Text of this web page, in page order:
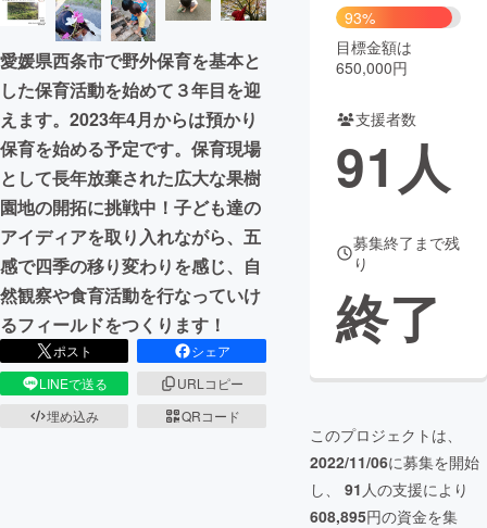
CAMPFIRE for Social Good
CAMPFIRE Creation
CAMPFIREふるさと納税machi-ya コミュニティ
愛媛県西条市で野外保育を基本と
した保育活動を始めて３年目を迎
えます。2023年4月からは預かり
保育を始める予定です。保育現場
として長年放棄された広大な果樹
園地の開拓に挑戦中！子ども達の
アイディアを取り入れながら、五
感で四季の移り変わりを感じ、自
然観察や食育活動を行なっていけ
るフィールドをつくります！
ポスト
シェア
LINEで送る
URLコピー
埋め込み
QRコード
93%
目標金額は
650,000円
支援者数
91 人
募集終了まで残
り
終了
このプロジェクトは、
2022/11/06に募集を開始
し、 91 人の支援により
608,895円の資金を集